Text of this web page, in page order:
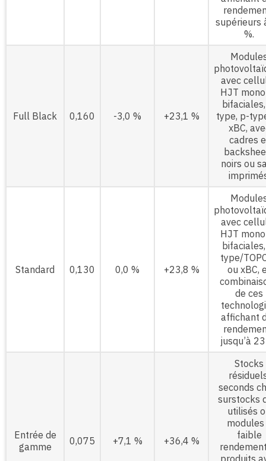
supérieurs
%.
Full Black 0,160 -3,0 % +23,1 %
avec
HJT
type, p-
xBC,
cadres
noirs ou
Standard 0,130 0,0 % +23,8 %
avec
HJT
type/
ou xBC,
de ces
affichant
jusqu’à
Entrée de
gamme
0,075 +7,1 % +36,4 %
Stocks
seconds
surstocks
utilisés
modules
faible
produits